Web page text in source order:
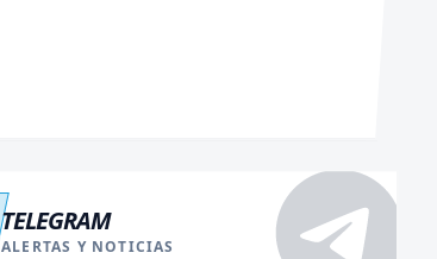
TELEGRAM
ALERTAS Y NOTICIAS